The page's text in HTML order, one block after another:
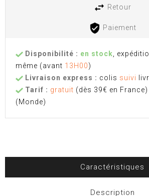
Retour
Paiement
Disponibilité : en stock,
même (avant 13H00)
Livraison express : colis suivi
Tarif : gratuit (dès 39€ en France)
(Monde)
Caractéristiques
Description